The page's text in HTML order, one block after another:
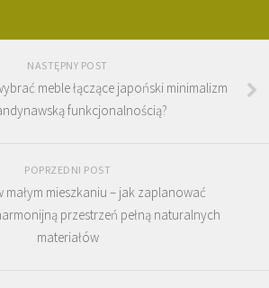
NASTĘPNY POST
meble łączące japoński minimalizm
funkcjonalnością?
POPRZEDNI POST
małym mieszkaniu – jak zaplanować
przestrzeń pełną naturalnych
materiałów